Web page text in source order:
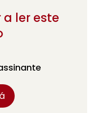
ler este